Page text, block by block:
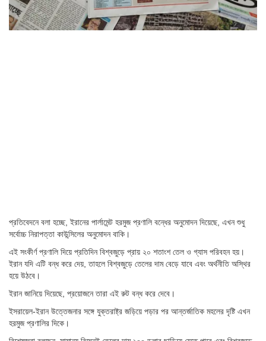
প্রতিবেদনে বলা হচ্ছে, ইরানের পার্লামেন্ট হরমুজ প্রণালি বন্ধের অনুমোদন দিয়েছে, এখন শুধু
সর্বোচ্চ নিরাপত্তা কাউন্সিলের অনুমোদন বাকি।
এই সংকীর্ণ প্রণালি দিয়ে প্রতিদিন বিশ্বজুড়ে প্রায় ২০ শতাংশ তেল ও গ্যাস পরিবহন হয়।
ইরান যদি এটি বন্ধ করে দেয়, তাহলে বিশ্বজুড়ে তেলের দাম বেড়ে যাবে এবং অর্থনীতি অস্থির
হয়ে উঠবে।
ইরান জানিয়ে দিয়েছে, প্রয়োজনে তারা এই রুট বন্ধ করে দেবে।
ইসরায়েল-ইরান উত্তেজনার সঙ্গে যুক্তরাষ্ট্র জড়িয়ে পড়ার পর আন্তর্জাতিক মহলের দৃষ্টি এখন
হরমুজ প্রণালির দিকে।